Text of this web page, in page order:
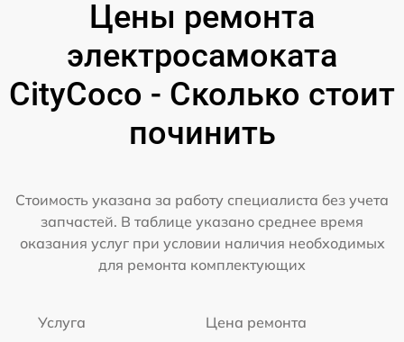
Цены ремонта
электросамоката
CityCoco - Сколько стоит
починить
Стоимость указана за работу специалиста без учета
запчастей. В таблице указано среднее время
оказания услуг при условии наличия необходимых
для ремонта комплектующих
Услуга Цена ремонта